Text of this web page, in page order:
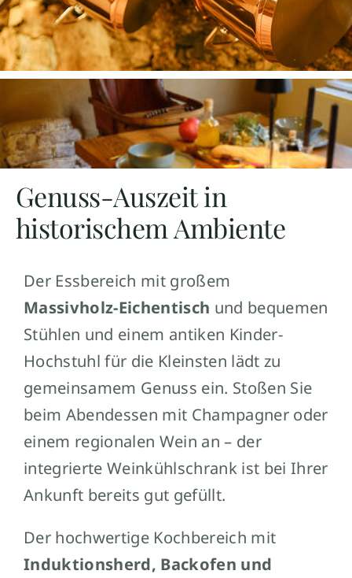
Genuss-Auszeit in
historischem Ambiente
Der Essbereich mit großem
Massivholz-Eichentisch und bequemen
Stühlen und einem antiken Kinder-
Hochstuhl für die Kleinsten lädt zu
gemeinsamem Genuss ein. Stoßen Sie
beim Abendessen mit Champagner oder
einem regionalen Wein an – der
integrierte Weinkühlschrank ist bei Ihrer
Ankunft bereits gut gefüllt.
Der hochwertige Kochbereich mit
Induktionsherd, Backofen und